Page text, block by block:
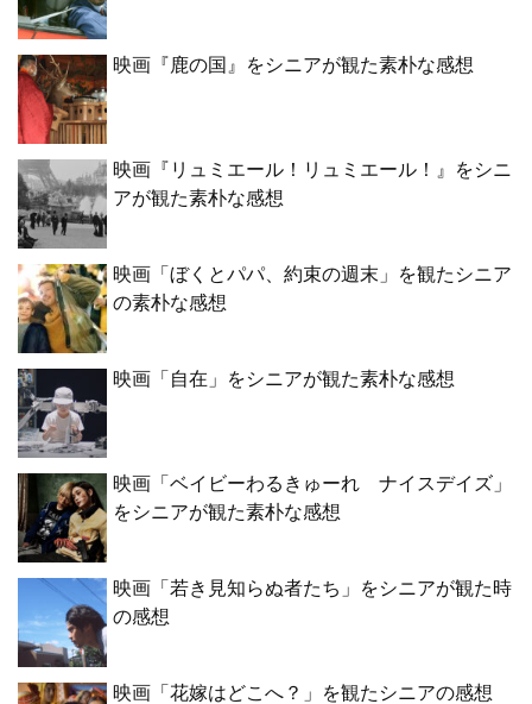
映画『鹿の国』をシニアが観た素朴な感想
映画『リュミエール！リュミエール！』をシニ
アが観た素朴な感想
映画「ぼくとパパ、約束の週末」を観たシニア
の素朴な感想
映画「自在」をシニアが観た素朴な感想
映画「ベイビーわるきゅーれ ナイスデイズ」
をシニアが観た素朴な感想
映画「若き見知らぬ者たち」をシニアが観た時
の感想
映画「花嫁はどこへ？」を観たシニアの感想